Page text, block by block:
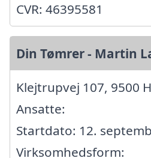
CVR: 46395581
Din Tømrer - Martin
Klejtrupvej 107, 9500
Ansatte:
Startdato: 12.
Virksomhedsform: